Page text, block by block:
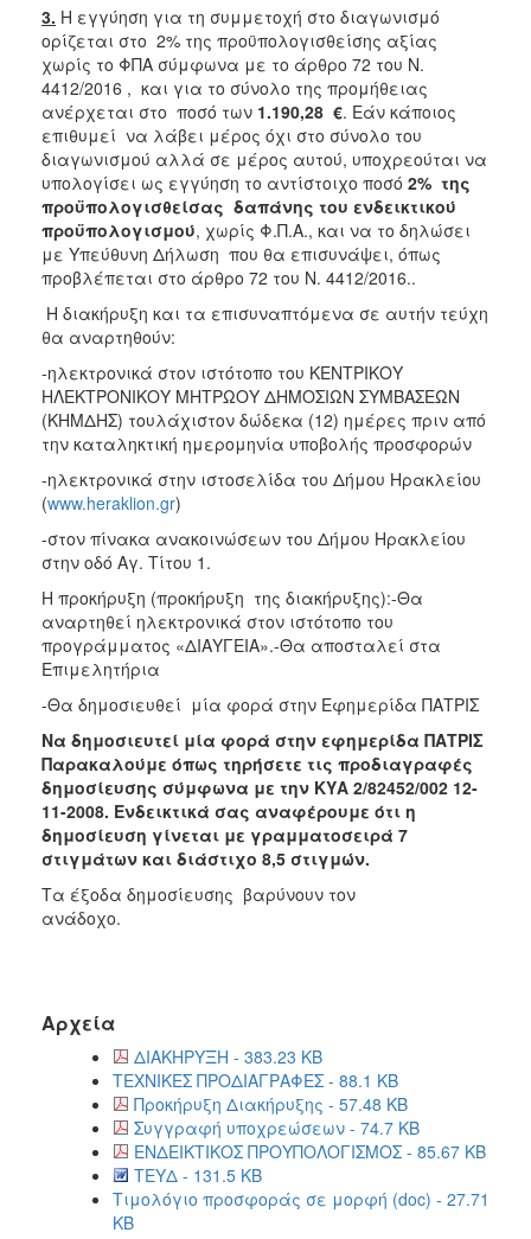
3. Η εγγύηση για τη συμμετοχή στο διαγωνισμό
ορίζεται στο 2% της προϋπολογισθείσης αξίας
χωρίς το ΦΠΑ σύμφωνα με το άρθρο 72 του Ν.
4412/2016 , και για το σύνολο της προμήθειας
ανέρχεται στο ποσό των 1.190,28 €. Εάν κάποιος
επιθυμεί να λάβει μέρος όχι στο σύνολο του
διαγωνισμού αλλά σε μέρος αυτού, υποχρεούται να
υπολογίσει ως εγγύηση το αντίστοιχο ποσό 2% της
προϋπολογισθείσας δαπάνης του ενδεικτικού
προϋπολογισμού, χωρίς Φ.Π.Α., και να το δηλώσει
με Υπεύθυνη Δήλωση που θα επισυνάψει, όπως
προβλέπεται στο άρθρο 72 του Ν. 4412/2016..
Η διακήρυξη και τα επισυναπτόμενα σε αυτήν τεύχη
θα αναρτηθούν:
-ηλεκτρονικά στον ιστότοπο του ΚΕΝΤΡΙΚΟΥ
ΗΛΕΚΤΡΟΝΙΚΟΥ ΜΗΤΡΩΟΥ ΔΗΜΟΣΙΩΝ ΣΥΜΒΑΣΕΩΝ
(ΚΗΜΔΗΣ) τουλάχιστον δώδεκα (12) ημέρες πριν από
την καταληκτική ημερομηνία υποβολής προσφορών
-ηλεκτρονικά στην ιστοσελίδα του Δήμου Ηρακλείου
(www.heraklion.gr)
-στον πίνακα ανακοινώσεων του Δήμου Ηρακλείου
στην οδό Αγ. Τίτου 1.
Η προκήρυξη (προκήρυξη της διακήρυξης):-Θα
αναρτηθεί ηλεκτρονικά στον ιστότοπο του
προγράμματος «ΔΙΑΥΓΕΙΑ».-Θα αποσταλεί στα
Επιμελητήρια
-Θα δημοσιευθεί μία φορά στην Εφημερίδα ΠΑΤΡΙΣ
Να δημοσιευτεί μία φορά στην εφημερίδα ΠΑΤΡΙΣ
Παρακαλούμε όπως τηρήσετε τις προδιαγραφές
δημοσίευσης σύμφωνα με την ΚΥΑ 2/82452/002 12-
11-2008. Ενδεικτικά σας αναφέρουμε ότι η
δημοσίευση γίνεται με γραμματοσειρά 7
στιγμάτων και διάστιχο 8,5 στιγμών.
Τα έξοδα δημοσίευσης βαρύνουν τον
ανάδοχο.
Αρχεία
ΔΙΑΚΗΡΥΞΗ - 383.23 KB
ΤΕΧΝΙΚΕΣ ΠΡΟΔΙΑΓΡΑΦΕΣ - 88.1 KB
Προκήρυξη Διακήρυξης - 57.48 KB
Συγγραφή υποχρεώσεων - 74.7 KB
ΕΝΔΕΙΚΤΙΚΟΣ ΠΡΟΥΠΟΛΟΓΙΣΜΟΣ - 85.67 KB
ΤΕΥΔ - 131.5 KB
Τιμολόγιο προσφοράς σε μορφή (doc) - 27.71
KB